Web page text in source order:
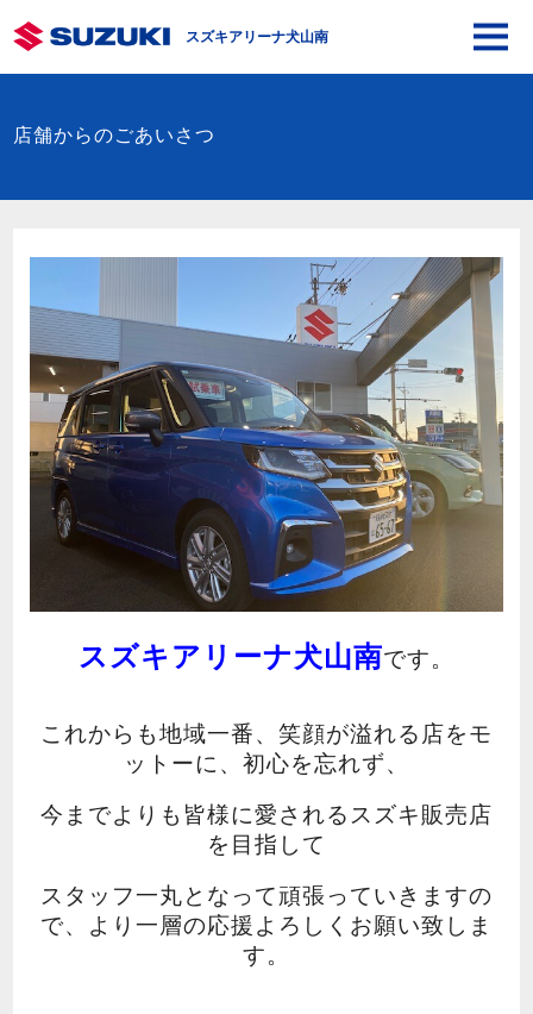
スズキアリーナ犬山南
店舗からのごあいさつ
スズキアリーナ犬山南です。
これからも地域一番、笑顔が溢れる店をモ
ットーに、初心を忘れず、
今までよりも皆様に愛されるスズキ販売店
を目指して
スタッフ一丸となって頑張っていきますの
で、 より一層の応援よろしくお願い致しま
す。